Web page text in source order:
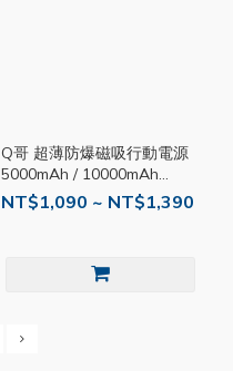
Q哥 超薄防爆磁吸行動電源
5000mAh / 10000mAh
QKKP014
NT$1,090 ~ NT$1,390